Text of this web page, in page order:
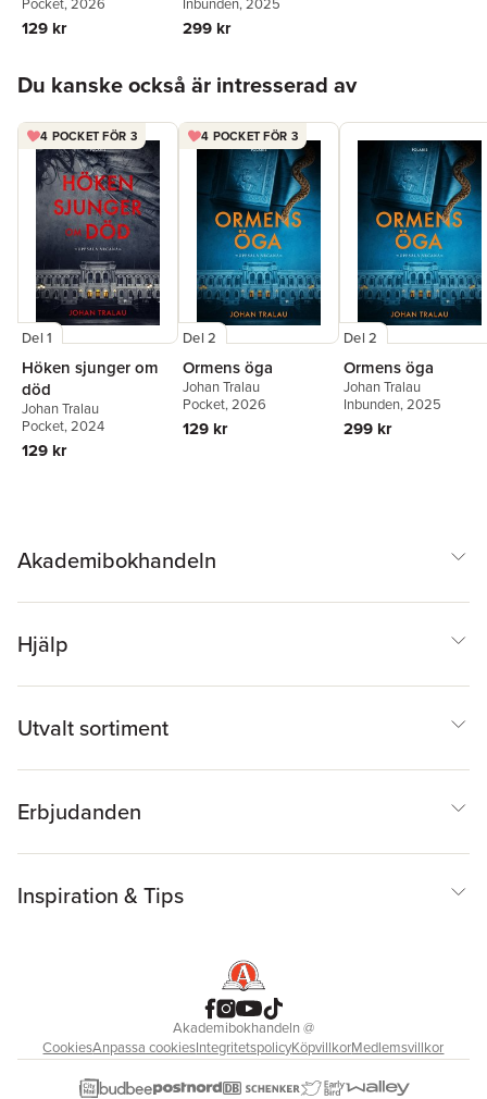
129 kr 299 kr
Du kanske också är intresserad av
4 POCKET FÖR 3
Del 1
Höken sjunger om
död
Johan Tralau
Pocket, 2024
129 kr
4 POCKET FÖR 3
Del 2
Ormens öga
Johan Tralau
Pocket, 2026
129 kr
Del 2
Ormens öga
Johan Tralau
Inbunden, 2025
299 kr
Akademibokhandeln
Hjälp
Utvalt sortiment
Erbjudanden
Inspiration & Tips
Akademibokhandeln@
CookiesAnpassa cookiesIntegritetspolicyKöpvillkorMedlemsvillkor